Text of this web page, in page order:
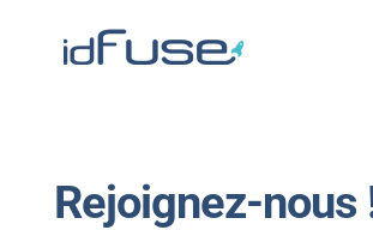
Rejoignez-nous